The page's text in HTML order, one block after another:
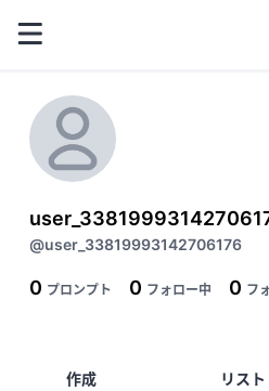
@user_33819993142706176
0 プロンプト 0 フォロー中 0 フ
作成 リスト